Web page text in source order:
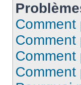
Comment